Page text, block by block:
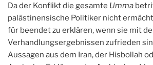
Da der Konflikt die gesamte Umma
palästinensische Politiker nicht
für beendet zu erklären, wenn sie mit
Verhandlungsergebnissen zufrieden
Aussagen aus dem Iran, der Hisbollah